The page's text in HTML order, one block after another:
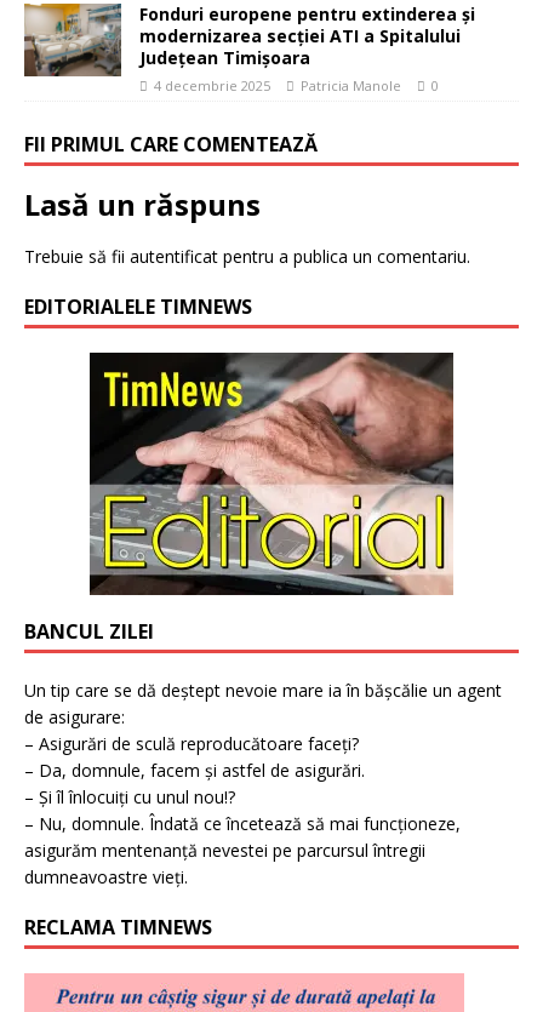
Fonduri europene pentru extinderea şi
modernizarea secţiei ATI a Spitalului
Judeţean Timişoara
4 decembrie 2025 Patricia Manole 0
FII PRIMUL CARE COMENTEAZĂ
Lasă un răspuns
Trebuie să fii autentificat pentru a publica un comentariu.
EDITORIALELE TIMNEWS
BANCUL ZILEI
Un tip care se dă deștept nevoie mare ia în bășcălie un agent
de asigurare:
– Asigurări de sculă reproducătoare faceți?
– Da, domnule, facem și astfel de asigurări.
– Și îl înlocuiți cu unul nou!?
– Nu, domnule. Îndată ce încetează să mai funcționeze,
asigurăm mentenanță nevestei pe parcursul întregii
dumneavoastre vieți.
RECLAMA TIMNEWS